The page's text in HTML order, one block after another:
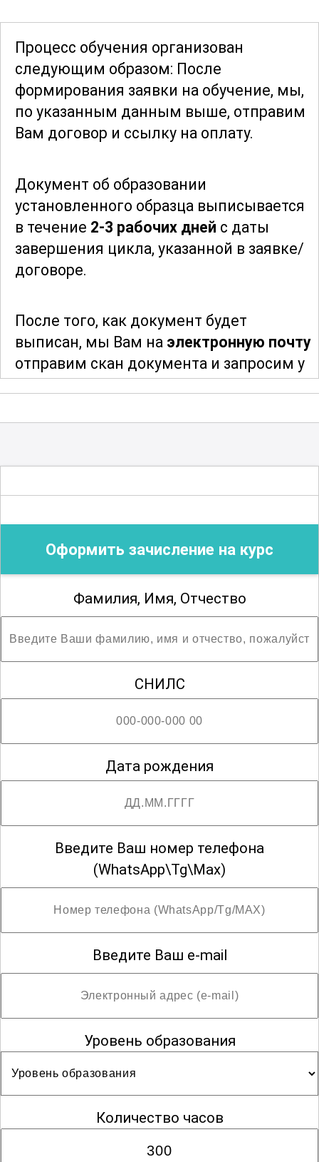
подготовки белья для глажения. Он
идеально подходит для тех, кто хочет
повысить свою квалификацию и стать
настоящим профессионалом в данной
области. Пройдя курс, участники смогут
уверенно применять полученные
высоких результатов в своей работе.
; Возможны разряды с первого по второй
Процесс обучения организован
следующим образом: После
формирования заявки на обучение, мы,
по указанным данным выше, отправим
Вам договор и ссылку на оплату.
Документ об образовании
установленного образца выписывается
в течение 2-3 рабочих дней с даты
завершения цикла, указанной в заявке/
договоре.
После того, как документ будет
выписан, мы Вам на электронную почту
отправим скан документа и запросим у
Вас адрес и индекс для отправки
мы сообщим Вам трек-номер для
документа об образовании.
Благодарим за сотрудничество!
Оформить зачисление на курс
Фамилия, Имя, Отчество
СНИЛС
Дата рождения
Введите Ваш номер телефона
(WhatsApp\Tg\Max)
Введите Ваш e-mail
Уровень образования
Количество часов